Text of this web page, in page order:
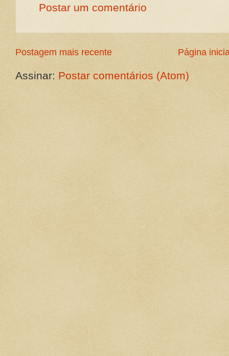
Postar um comentário
Postagem mais recente Página
Assinar: Postar comentários (Atom)